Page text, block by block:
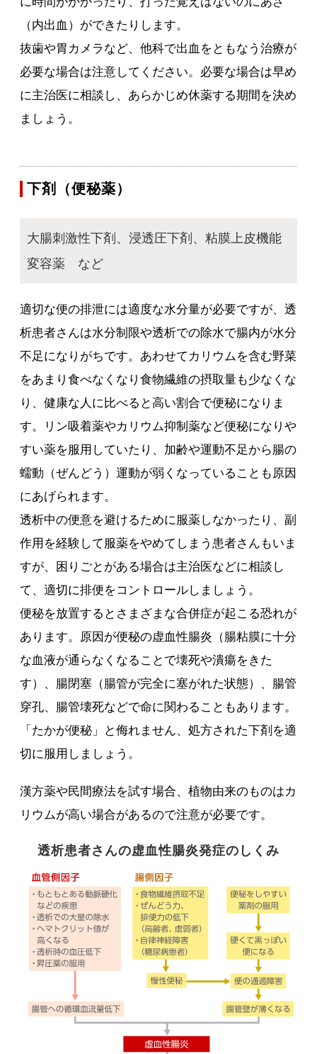
（内出血）ができたりします。
抜歯や胃カメラなど、他科で出血をともなう治療が
必要な場合は注意してください。必要な場合は早め
に主治医に相談し、あらかじめ休薬する期間を決め
ましょう。
下剤（便秘薬）
大腸刺激性下剤、浸透圧下剤、粘膜上皮機能
変容薬 など
適切な便の排泄には適度な水分量が必要ですが、透
析患者さんは水分制限や透析での除水で腸内が水分
不足になりがちです。あわせてカリウムを含む野菜
をあまり食べなくなり食物繊維の摂取量も少なくな
り、健康な人に比べると高い割合で便秘になりま
す。リン吸着薬やカリウム抑制薬など便秘になりや
すい薬を服用していたり、加齢や運動不足から腸の
蠕動（ぜんどう）運動が弱くなっていることも原因
にあげられます。
透析中の便意を避けるために服薬しなかったり、副
作用を経験して服薬をやめてしまう患者さんもいま
すが、困りごとがある場合は主治医などに相談し
て、適切に排便をコントロールしましょう。
便秘を放置するとさまざまな合併症が起こる恐れが
あります。原因が便秘の虚血性腸炎（腸粘膜に十分
な血液が通らなくなることで壊死や潰瘍をきた
す）、腸閉塞（腸管が完全に塞がれた状態）、腸管
穿孔、腸管壊死などで命に関わることもあります。
「たかが便秘」と侮れません、処方された下剤を適
切に服用しましょう。
漢方薬や民間療法を試す場合、植物由来のものはカ
リウムが高い場合があるので注意が必要です。
透析患者さんの虚血性腸炎発症のしくみ